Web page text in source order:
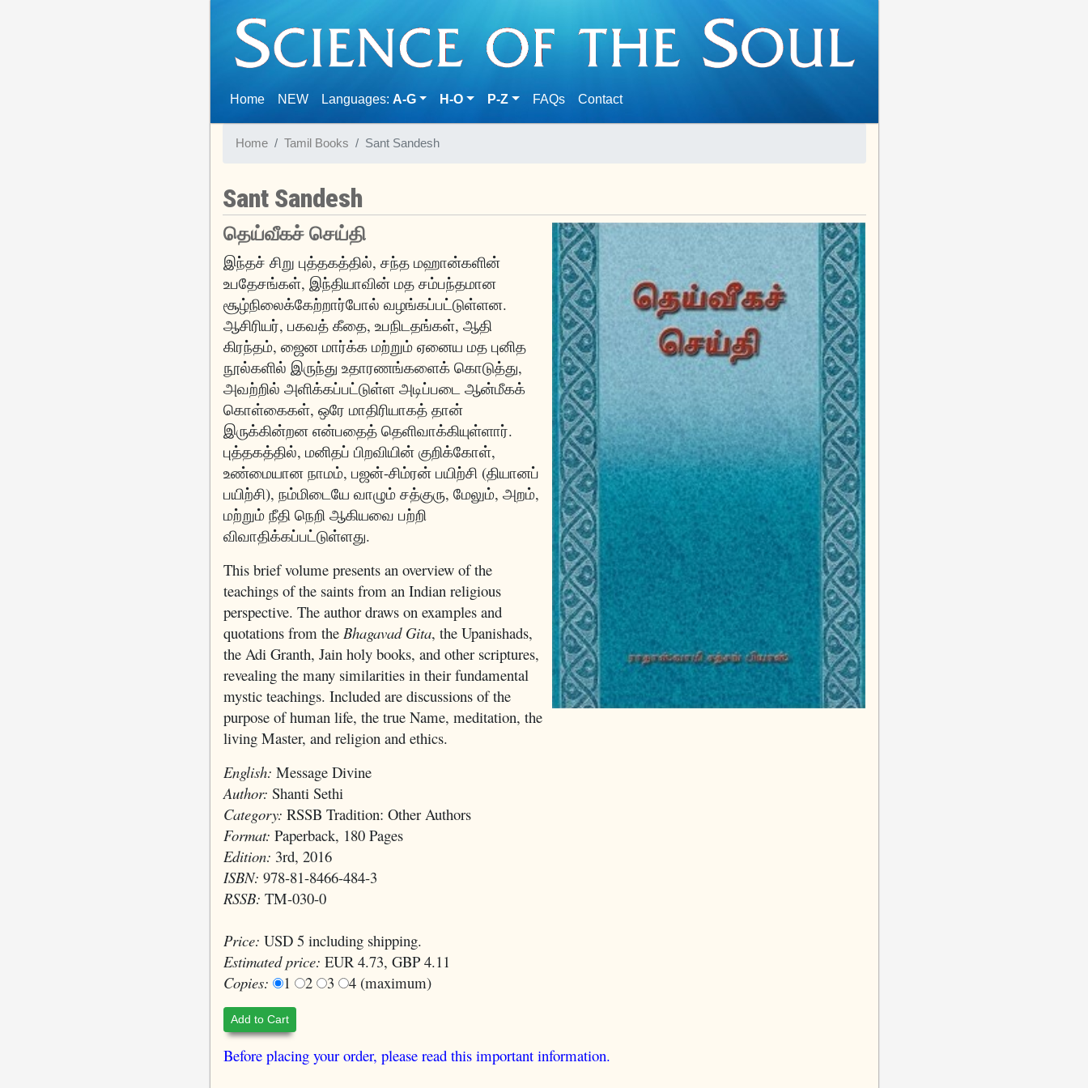
Home(current)
NEW Languages: A-G H-O P-Z FAQs Contact(current)
Home Tamil Books Sant Sandesh
Sant Sandesh
தெய்வீகச் செய்தி
இந்தச் சிறு புத்தகத்தில், சந்த மஹான்களின்
உபதேசங்கள், இந்தியாவின் மத சம்பந்தமான
சூழ்நிலைக்கேற்றார்போல் வழங்கப்பட்டுள்ளன.
ஆசிரியர், பகவத் கீதை, உபநிடதங்கள், ஆதி
கிரந்தம், ஜைன மார்க்க மற்றும் ஏனைய மத புனித
நூல்களில் இருந்து உதாரணங்களைக் கொடுத்து,
அவற்றில் அளிக்கப்பட்டுள்ள அடிப்படை ஆன்மீகக்
கொள்கைகள், ஒரே மாதிரியாகத் தான்
இருக்கின்றன என்பதைத் தெளிவாக்கியுள்ளார்.
புத்தகத்தில், மனிதப் பிறவியின் குறிக்கோள்,
உண்மையான நாமம், பஜன்-சிம்ரன் பயிற்சி (தியானப்
பயிற்சி), நம்மிடையே வாழும் சத்குரு, மேலும், அறம்,
மற்றும் நீதி நெறி ஆகியவை பற்றி
விவாதிக்கப்பட்டுள்ளது.
This brief volume presents an overview of the
teachings of the saints from an Indian religious
perspective. The author draws on examples and
quotations from the Bhagavad Gita, the Upanishads,
the Adi Granth, Jain holy books, and other scriptures,
revealing the many similarities in their fundamental
mystic teachings. Included are discussions of the
purpose of human life, the true Name, meditation, the
living Master, and religion and ethics.
English: Message Divine
Author: Shanti Sethi
Category: RSSB Tradition: Other Authors
Format: Paperback, 180 Pages
Edition: 3rd, 2016
ISBN: 978-81-8466-484-3
RSSB: TM-030-0
Price: USD 5 including shipping.
Estimated price: EUR 4.73, GBP 4.11
Copies:
1 2 3 4 (maximum)
Add to Cart
Before placing your order, please read this important information.